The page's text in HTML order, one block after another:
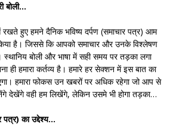
बोली…
हुए हमने दैनिक भविष्य दर्पण (समाचार पत्र) आम
है। जिससे कि आपको समाचार और उनके विश्लेषण
बोली और भाषा में सही समय पर तड़का लगा
ही हमारा कर्तव्य है। हमारे हर सेक्शन में इस बात का
हमारा फोकस उन खबरों पर अधिक रहेगा जो आप से
देखेंगे वही हम लिखेंगे, लेकिन उसमे भी होगा तड़का…
पत्र) का उद्देश्य…